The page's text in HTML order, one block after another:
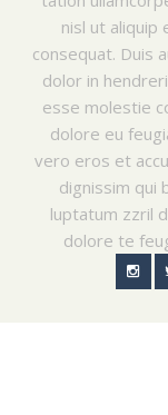
nisl ut aliquip
consequat. Duis
dolor in
esse molestie
dolore eu
vero eros et
dignissim qui
luptatum zzril
dolore te